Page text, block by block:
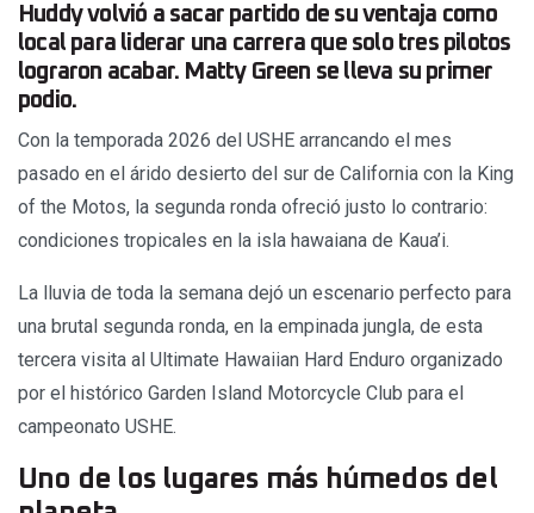
Huddy volvió a sacar partido de su ventaja como
local para liderar una carrera que solo tres pilotos
lograron acabar. Matty Green se lleva su primer
podio.
Con la temporada 2026 del USHE arrancando el mes
pasado en el árido desierto del sur de California con la King
of the Motos, la segunda ronda ofreció justo lo contrario:
condiciones tropicales en la isla hawaiana de Kaua’i.
La lluvia de toda la semana dejó un escenario perfecto para
una brutal segunda ronda, en la empinada jungla, de esta
tercera visita al Ultimate Hawaiian Hard Enduro organizado
por el histórico Garden Island Motorcycle Club para el
campeonato USHE.
Uno de los lugares más húmedos del